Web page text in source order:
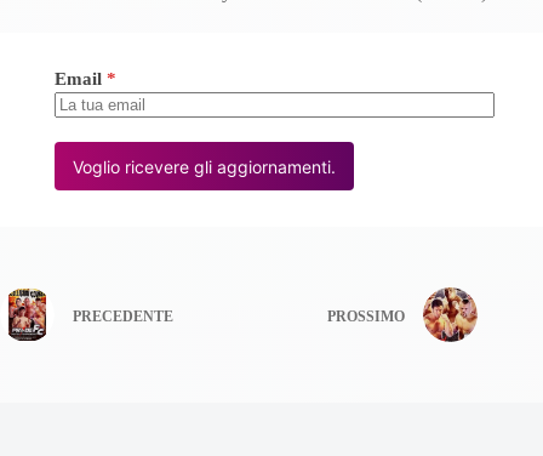
Email *
Voglio ricevere gli aggiornamenti.
PRECEDENTE PROSSIMO